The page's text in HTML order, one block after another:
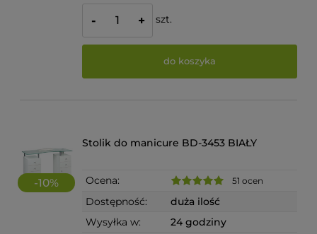
- + szt.
do koszyka
-10%
Stolik do manicure BD-3453 BIAŁY
Ocena: 51 ocen
Dostępność:
duża ilość
Wysyłka w:
24 godziny